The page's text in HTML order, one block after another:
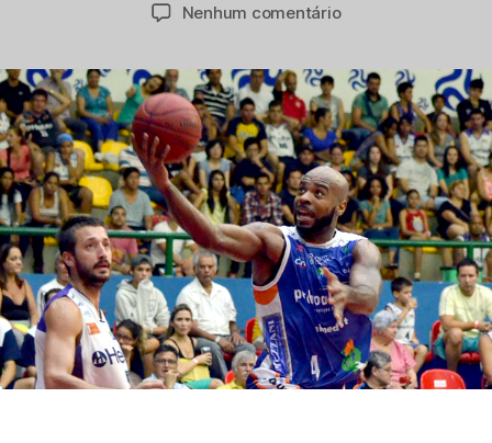
Nenhum comentárioem
Mogi,
Paschoalotto
Bauru
retoma
NBB
como
terminou
2014:
vencendo